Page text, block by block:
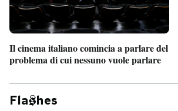
Il cinema italiano comincia a parlare del
problema di cui nessuno vuole parlare
Fla hes